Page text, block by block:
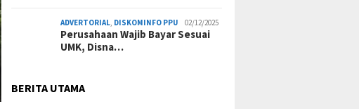
ADVERTORIAL, DISKOMINFO PPU 02/12/2025
Perusahaan Wajib Bayar Sesuai
UMK, Disna…
BERITA UTAMA